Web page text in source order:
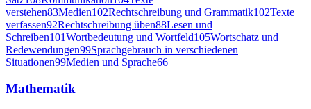
verstehen83Medien102Rechtschreibung und Grammatik102Texte
verfassen92Rechtschreibung üben88Lesen und
Schreiben101Wortbedeutung und Wortfeld105Wortschatz und
Redewendungen99Sprachgebrauch in verschiedenen
Situationen99Medien und Sprache66
Mathematik